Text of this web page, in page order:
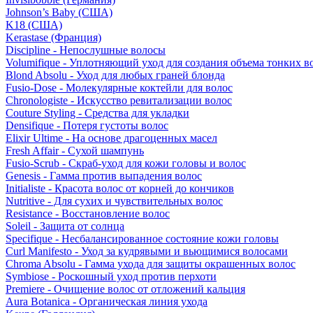
Johnson’s Baby (США)
K18 (США)
Kerastase (Франция)
Discipline - Непослушные волосы
Volumifique - Уплотняющий уход для создания объема тонких
Blond Absolu - Уход для любых граней блонда
Fusio-Dose - Молекулярные коктейли для волос
Chronologiste - Искусство ревитализации волос
Couture Styling - Средства для укладки
Densifique - Потеря густоты волос
Elixir Ultime - На основе драгоценных масел
Fresh Affair - Сухой шампунь
Fusio-Scrub - Скраб-уход для кожи головы и волос
Genesis - Гамма против выпадения волос
Initialiste - Красота волос от корней до кончиков
Nutritive - Для сухих и чувствительных волос
Resistance - Восстановление волос
Soleil - Защита от солнца
Specifique - Несбалансированное состояние кожи головы
Curl Manifesto - Уход за кудрявыми и вьющимися волосами
Chroma Absolu - Гамма ухода для защиты окрашенных волос
Symbiose - Роскошный уход против перхоти
Premiere - Очищение волос от отложений кальция
Aura Botanica - Органическая линия ухода